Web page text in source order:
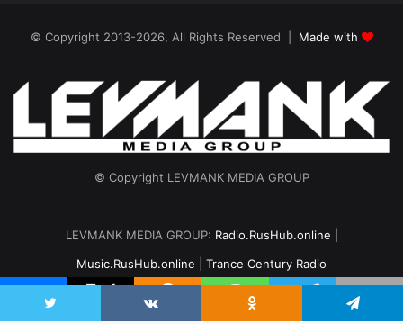
© Copyright 2013-2026, All Rights Reserved | Made with
© Copyright LEVMANK MEDIA GROUP
LEVMANK MEDIA GROUP: Radio.RusHub.online
Music.RusHub.online
Trance Century Radio